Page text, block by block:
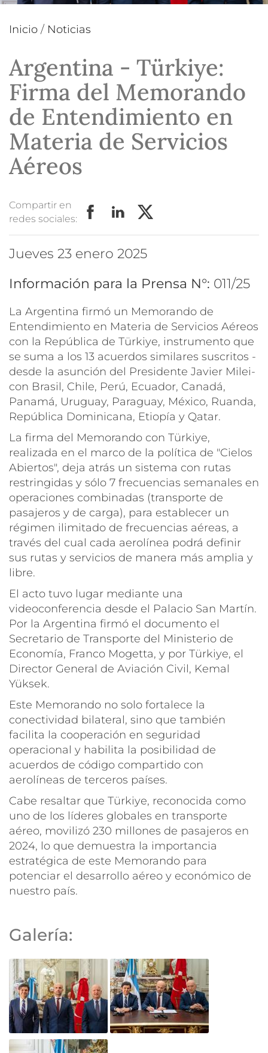
Inicio / Noticias
Argentina - Türkiye:
Firma del Memorando
de Entendimiento en
Materia de Servicios
Aéreos
Compartir en
redes sociales:
jueves 23 enero 2025
Información para la Prensa N°: 011/25
La Argentina firmó un Memorando de
Entendimiento en Materia de Servicios Aéreos
con la República de Türkiye, instrumento que
se suma a los 13 acuerdos similares suscritos -
desde la asunción del Presidente Javier Milei-
con Brasil, Chile, Perú, Ecuador, Canadá,
Panamá, Uruguay, Paraguay, México, Ruanda,
República Dominicana, Etiopía y Qatar.
La firma del Memorando con Türkiye,
realizada en el marco de la política de "Cielos
Abiertos", deja atrás un sistema con rutas
restringidas y sólo 7 frecuencias semanales en
operaciones combinadas (transporte de
pasajeros y de carga), para establecer un
régimen ilimitado de frecuencias aéreas, a
través del cual cada aerolínea podrá definir
sus rutas y servicios de manera más amplia y
libre.
El acto tuvo lugar mediante una
videoconferencia desde el Palacio San Martín.
Por la Argentina firmó el documento el
Secretario de Transporte del Ministerio de
Economía, Franco Mogetta, y por Türkiye, el
Director General de Aviación Civil, Kemal
Yüksek.
Este Memorando no solo fortalece la
conectividad bilateral, sino que también
facilita la cooperación en seguridad
operacional y habilita la posibilidad de
acuerdos de código compartido con
aerolíneas de terceros países.
Cabe resaltar que Türkiye, reconocida como
uno de los líderes globales en transporte
aéreo, movilizó 230 millones de pasajeros en
2024, lo que demuestra la importancia
estratégica de este Memorando para
potenciar el desarrollo aéreo y económico de
nuestro país.
Galería: